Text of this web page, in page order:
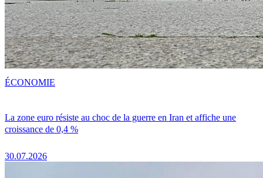
La zone euro résiste au choc de la guerre en Iran et affiche une
croissance de 0,4 %
30.07.2026
ÉCONOMIE